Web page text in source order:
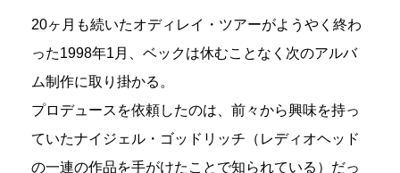
20ヶ月も続いたオディレイ・ツアーがようやく終わ
った1998年1月、ベックは休むことなく次のアルバ
ム制作に取り掛かる。
プロデュースを依頼したのは、前々から興味を持っ
ていたナイジェル・ゴッドリッチ（レディオヘッド
の一連の作品を手がけたことで知られている）だっ